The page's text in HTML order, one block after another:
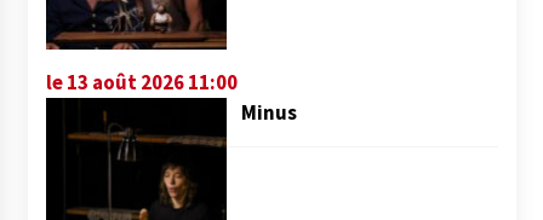
le 13 août 2026 11:00
Minus